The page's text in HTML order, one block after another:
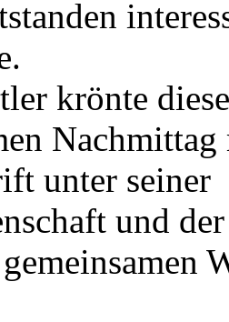
krönte
unter seiner
und